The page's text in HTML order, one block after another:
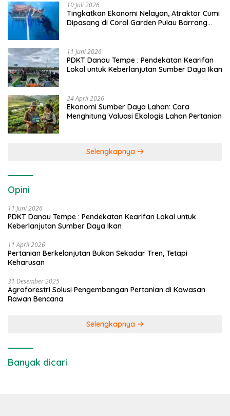
10 Juli 2026
Tingkatkan Ekonomi Nelayan, Atraktor Cumi
Dipasang di Coral Garden Pulau Barrang
11 Juni 2026
PDKT Danau Tempe : Pendekatan Kearifan
Lokal untuk Keberlanjutan Sumber Daya Ikan
24 April 2026
Ekonomi Sumber Daya Lahan: Cara
Menghitung Valuasi Ekologis Lahan Pertanian
Selengkapnya
Opini
11 Juni 2026
PDKT Danau Tempe : Pendekatan Kearifan Lokal untuk
Keberlanjutan Sumber Daya Ikan
11 April 2026
Pertanian Berkelanjutan Bukan Sekadar Tren, Tetapi
Keharusan
31 Desember 2025
Agroforestri Solusi Pengembangan Pertanian di Kawasan
Rawan Bencana
Selengkapnya
Banyak dicari